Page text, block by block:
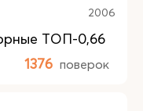
2006
ТОП-0,66
1376 поверок